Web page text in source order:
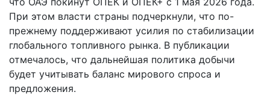
При этом власти страны подчеркнули, что по-
прежнему поддерживают усилия по стабилизации
глобального топливного рынка. В публикации
отмечалось, что дальнейшая политика добычи
будет учитывать баланс мирового спроса и
предложения.